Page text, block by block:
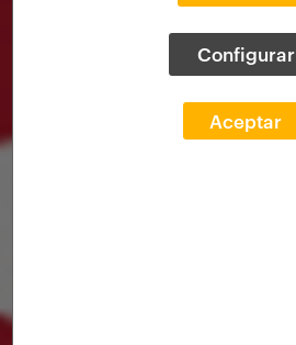
Configurar
Aceptar